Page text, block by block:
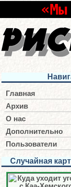
Главная
Архив
О нас
Дополнительно
Пользователи
Случайная